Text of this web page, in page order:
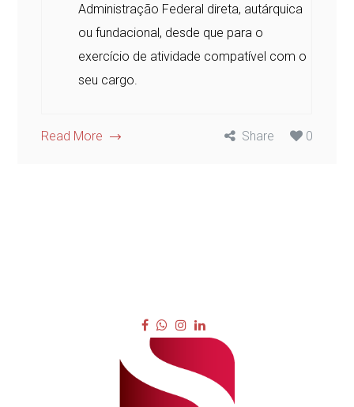
Administração Federal direta, autárquica
ou fundacional, desde que para o
exercício de atividade compatível com o
seu cargo.
Read More Share 0